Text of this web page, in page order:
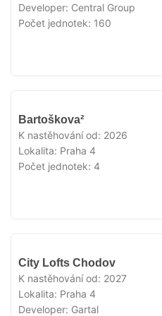
Developer: Central Group
Počet jednotek: 160
Bartoškova²
K nastěhování od: 2026
Lokalita: Praha 4
Počet jednotek: 4
City Lofts Chodov
K nastěhování od: 2027
Lokalita: Praha 4
Developer: Gartal